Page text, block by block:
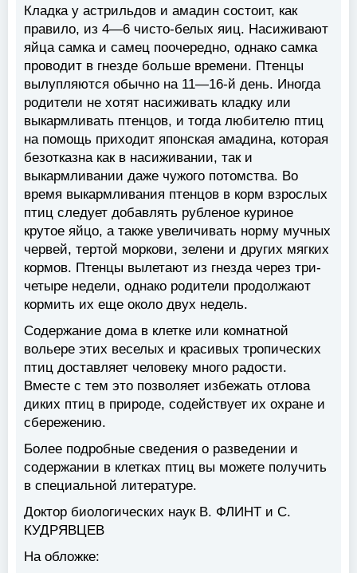
Кладка у астрильдов и амадин состоит, как
правило, из 4—6 чисто-белых яиц. Насиживают
яйца самка и самец поочередно, однако самка
проводит в гнезде больше времени. Птенцы
вылупляются обычно на 11—16-й день. Иногда
родители не хотят насиживать кладку или
выкармливать птенцов, и тогда любителю птиц
на помощь приходит японская амадина, которая
безотказна как в насиживании, так и
выкармливании даже чужого потомства. Во
время выкармливания птенцов в корм взрослых
птиц следует добавлять рубленое куриное
крутое яйцо, а также увеличивать норму мучных
червей, тертой моркови, зелени и других мягких
кормов. Птенцы вылетают из гнезда через три-
четыре недели, однако родители продолжают
кормить их еще около двух недель.
Содержание дома в клетке или комнатной
вольере этих веселых и красивых тропических
птиц доставляет человеку много радости.
Вместе с тем это позволяет избежать отлова
диких птиц в природе, содействует их охране и
сбережению.
Более подробные сведения о разведении и
содержании в клетках птиц вы можете получить
в специальной литературе.
Доктор биологических наук В. ФЛИНТ и С.
КУДРЯВЦЕВ
На обложке: